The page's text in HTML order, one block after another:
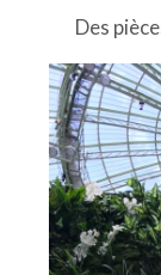
Des